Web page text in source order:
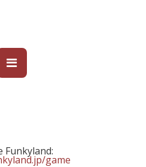
Funkyland:
game